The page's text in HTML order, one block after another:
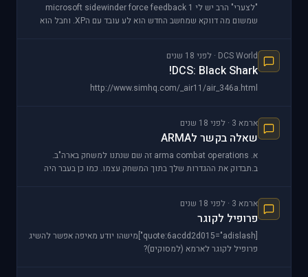
"לצערי" הרב יש לי microsoft sidewinder force feedback 1
שמשום מה דווקא שמחשב החדש הוא לע עובד עם הXP. וחבל הוא
DCS World · לפני 18 שנים
DCS: Black Shark!
http://www.simhq.com/_air11/air_346a.html
ארמא 3 · לפני 18 שנים
שאלה בקשר לARMA
א. arma combat operations זה שם שנתנו למשחק בארה"ב.
ב.תבדוק את ההגדרות שלך בתוך המשחק עצמו. כמו כן בעבר היה
ארמא 3 · לפני 18 שנים
פרופיל לקוגר
[quote:6acdd2d015="adislash"]מישהו יודע מאיפה אפשר להשיג
פרופיל לקוגר לארמא (למסוקים)?